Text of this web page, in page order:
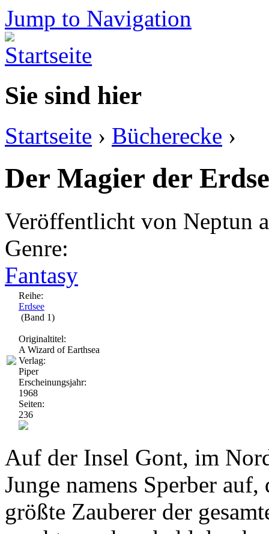
Jump to Navigation
Sie sind hier
Startseite › Bücherecke ›
Der Magier der
Veröffentlicht von Neptun
Genre:
Fantasy
Reihe:
Erdsee
(Band 1)
Originaltitel:
A Wizard of Earthsea
Verlag:
Piper
Erscheinungsjahr:
1968
Seiten:
236
Auf der Insel Gont, im
Junge namens Sperber
größte Zauberer der